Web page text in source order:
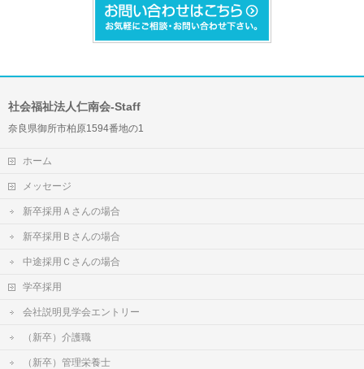
社会福祉法人仁南会-Staff
奈良県御所市柏原1594番地の1
ホーム
メッセージ
新卒採用Ａさんの場合
新卒採用Ｂさんの場合
中途採用Ｃさんの場合
学卒採用
会社説明見学会エントリー
（新卒）介護職
（新卒）管理栄養士